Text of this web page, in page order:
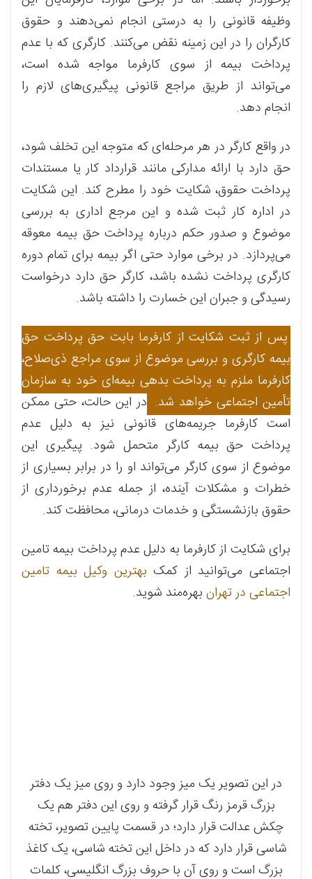
وظیفه قانونی را به درستی انجام نمی‌دهند و حقوق
کارگران را در این زمینه نقض می‌کنند. کارگری که با عدم
پرداخت بیمه از سوی کارفرما مواجه شده است،
می‌تواند از طریق مراجع قانونی پیگیری‌های لازم را
انجام دهد.
در واقع کارگر در هر مرحله‌ای که متوجه این تخلف شود،
حق دارد با ارائه مدارکی مانند قرارداد کار یا مستندات
پرداخت حقوق، شکایت خود را مطرح کند. این شکایت
در اداره کار ثبت شده و این مرجع اداری به بررسی
موضوع و صدور حکم درباره پرداخت حق بیمه معوقه
می‌پردازد. در برخی موارد حتی اگر بیمه برای تمام دوره
کارگری پرداخت نشده باشد، کارگر حق دارد درخواست
رسیدگی و جبران این خسارت را داشته باشد​.
پس از ثبت شکایت از کارفرما بابت حق پرداخت حق
بیمه کارگری و بررسی موضوع از سوی مراجع ذی‌صلاح،
کارفرما ملزم به پرداخت بدهی بیمه‌ای خود به سازمان
تأمین اجتماعی خواهد شد. در این حالت، حتی ممکن
است کارفرما جریمه‌های قانونی نیز به دلیل عدم
پرداخت حق بیمه کارگر متحمل شود. پیگیری این
موضوع از سوی کارگر می‌تواند او را در برابر بسیاری از
خطرات و مشکلات آینده، از جمله عدم برخورداری از
حقوق بازنشستگی و خدمات درمانی، محافظت کند.
برای شکایت از کارفرما به دلیل عدم پرداخت بیمه تامین
اجتماعی می‌توانید از کمک بهترین وکیل بیمه تامین
اجتماعی در تهران بهره‌مند شوید.
در این تصویر یک میز وجود دارد و روی میز یک دفتر
بزرگ قرمز رنگ قرار گرفته و روی این دفتر هم یک
چکش عدالت قرار دارد؛ در قسمت پایین تصویر، تخته
شاسی قرار دارد که در داخل این تخته شاسی، یک کاغذ
بزرگ است و روی آن با حروف بزرگ انگلیسی، کلمات